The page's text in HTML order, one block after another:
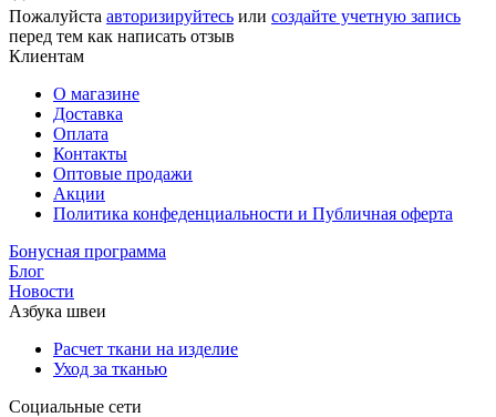
Пожалуйста авторизируйтесь или создайте учетную запись
перед тем как написать отзыв
Клиентам
О магазине
Доставка
Оплата
Контакты
Оптовые продажи
Акции
Политика конфеденциальности и Публичная оферта
Бонусная программа
Блог
Новости
Азбука швеи
Расчет ткани на изделие
Уход за тканью
Социальные сети